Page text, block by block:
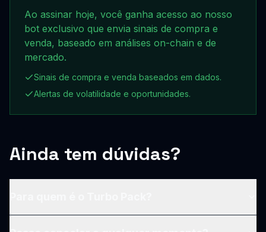
Ao assinar hoje, você ganha acesso ao nosso
bot exclusivo que envia sinais de compra e
venda, baseado em análises on-chain e de
mercado.
Sinais de compra e venda baseados em dados.
Alertas de volatilidade e oportunidades.
Ainda tem dúvidas?